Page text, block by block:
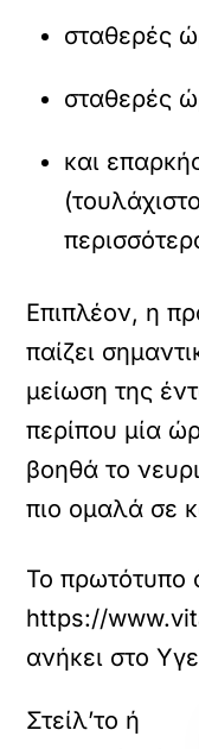
σταθερές
σταθερές
και
Επιπλέον, η
παίζει
μείωση της
περίπου μία
βοηθά το
πιο ομαλά σε
Το πρωτότυπο
https://
ανήκει στο